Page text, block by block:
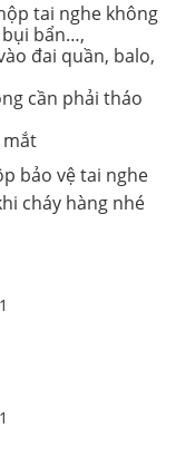
tai nghe không
bẩn…,
đai quần, balo,
cần phải tháo
mắt
bảo vệ tai nghe
cháy hàng nhé